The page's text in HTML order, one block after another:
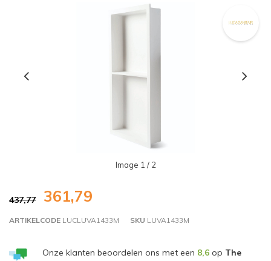
Image 1 / 2
437,77 361,79
ARTIKELCODE LUCLUVA1433M SKU LUVA1433M
Onze klanten beoordelen ons met een 8,6op The